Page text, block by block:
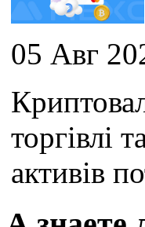
05 Авг
торгівлі
активів